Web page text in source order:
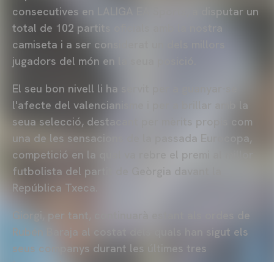
consecutives en
Sports, a disputar un
total de 102 partits oficials amb la nostra
camiseta i a ser considerat un dels millors
jugadors del món en la seua posició.
El seu bon nivell li ha servit per a guanyar-se
l'afecte del valencianisme i per a brillar amb la
seua selecció, destacant per mèrits propis com
una de les sensacions de la passada Eurocopa,
competició en la qual va rebre el premi al millor
futbolista del partit de Geòrgia davant la
República Txeca.
Giorgi, per tant, continuarà estant als ordes de
Rubén
Baraja al costat dels quals han sigut els
seus companys durant les últimes tres